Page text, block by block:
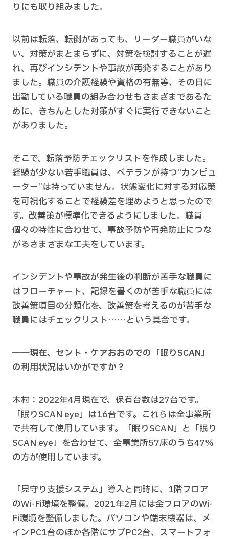
りにも取り組みました。
以前は転落、転倒があっても、リーダー職員がいな
い、対策がまとまらずに、対策を検討することが遅
れ、再びインシデントや事故が再発することがあり
ました。職員の介護経験や資格の有無等、その日に
出勤している職員の組み合わせもさまざまであるた
めに、きちんとした対策がすぐに実行できないこと
がありました。
そこで、転落予防チェックリストを作成しました。
経験が少ない若手職員は、ベテランが持つ“カンピュ
ーター”は持っていません。状態変化に対する対応策
を可視化することで経験差を埋めようと思ったので
す。改善策が標準化できるようにしました。職員
個々の特性に合わせて、事故予防や再発防止につな
がるさまざまな工夫をしています。
インシデントや事故が発生後の判断が苦手な職員に
はフローチャート、記録を書くのが苦手な職員には
改善策項目の分類化を、改善策を考えるのが苦手な
職員にはチェックリスト……という具合です。
――現在、セント・ケアおおのでの「眠りSCAN」
の利用状況はいかがですか？
木村：2022年4月現在で、保有台数は27台です。
「眠りSCAN eye」は16台です。これらは全事業所
で共有して使用しています。「眠りSCAN」と「眠り
SCAN eye」を合わせて、全事業所57床のうち47％
の方が使用しています。
「見守り支援システム」導入と同時に、1階フロア
のWi-Fi環境を整備。2021年2月には全フロアのWi-
Fi環境を整備しました。パソコンや端末機器は、メ
インPC1台のほか各階にサブPC2台、スマートフォ